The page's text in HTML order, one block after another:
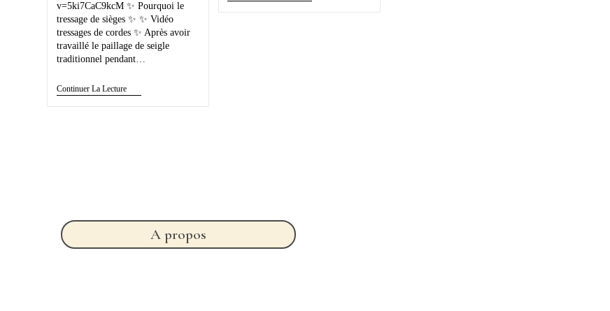
v=5ki7CaC9kcM ✨ Pourquoi le
tressage de sièges ✨ ✨ Vidéo
tressages de cordes ✨ Après avoir
travaillé le paillage de seigle
traditionnel pendant…
Continuer La Lecture
A propos